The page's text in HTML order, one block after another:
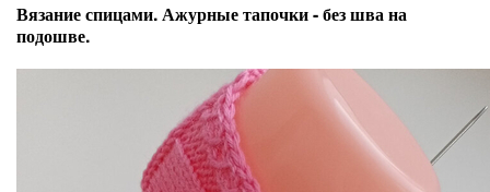
Вязание спицами. Ажурные тапочки - без шва на
подошве.